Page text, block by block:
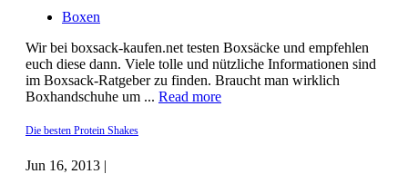
Boxen
Wir bei boxsack-kaufen.net testen Boxsäcke und empfehlen
euch diese dann. Viele tolle und nützliche Informationen sind
im Boxsack-Ratgeber zu finden. Braucht man wirklich
Boxhandschuhe um ... Read more
Die besten Protein Shakes
Jun 16, 2013 |